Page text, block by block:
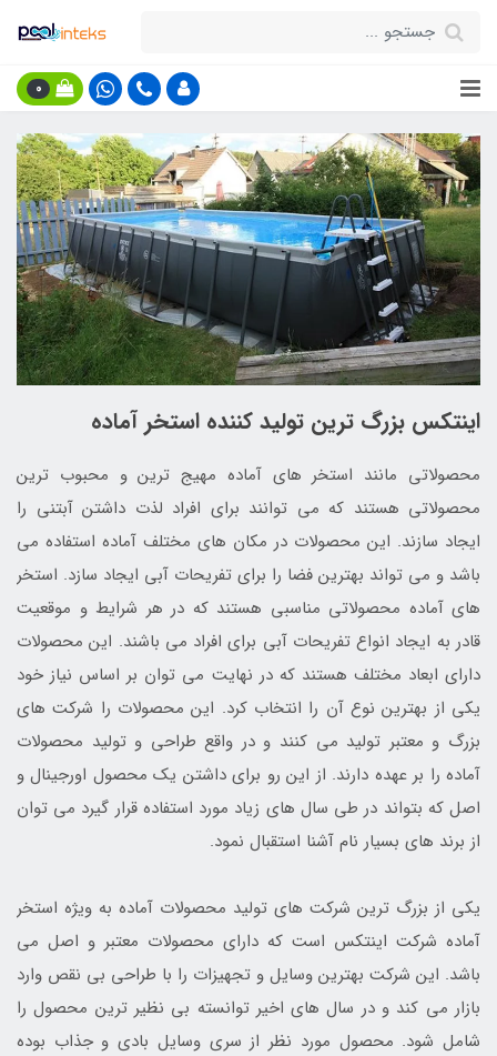
0
اینتکس بزرگ ترین تولید کننده استخر آماده
محصولاتی مانند استخر های آماده مهیج ترین و محبوب ترین
محصولاتی هستند که می توانند برای افراد لذت داشتن آبتنی را
ایجاد سازند. این محصولات در مکان های مختلف آماده استفاده می
باشد و می تواند بهترین فضا را برای تفریحات آبی ایجاد سازد. استخر
های آماده محصولاتی مناسبی هستند که در هر شرایط و موقعیت
قادر به ایجاد انواع تفریحات آبی برای افراد می باشند. این محصولات
دارای ابعاد مختلف هستند که در نهایت می توان بر اساس نیاز خود
یکی از بهترین نوع آن را انتخاب کرد. این محصولات را شرکت های
بزرگ و معتبر تولید می کنند و در واقع طراحی و تولید محصولات
آماده را بر عهده دارند. از این رو برای داشتن یک محصول اورجینال و
اصل که بتواند در طی سال های زیاد مورد استفاده قرار گیرد می توان
از برند های بسیار نام آشنا استقبال نمود.
یکی از بزرگ ترین شرکت های تولید محصولات آماده به ویژه استخر
آماده شرکت اینتکس است که دارای محصولات معتبر و اصل می
باشد. این شرکت بهترین وسایل و تجهیزات را با طراحی بی نقص وارد
بازار می کند و در سال های اخیر توانسته بی نظیر ترین محصول را
شامل شود. محصول مورد نظر از سری وسایل بادی و جذاب بوده